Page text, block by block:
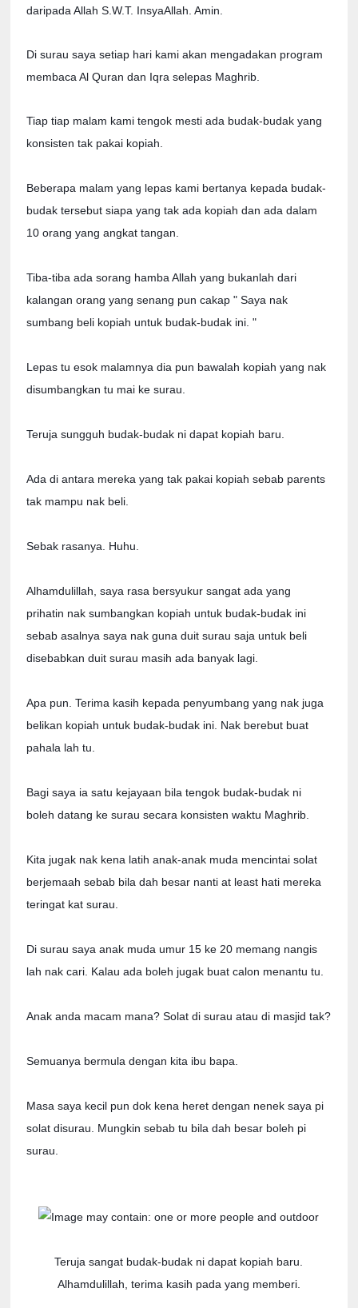
daripada Allah S.W.T. InsyaAllah. Amin.
Di surau saya setiap hari kami akan mengadakan program
membaca Al Quran dan Iqra selepas Maghrib.
Tiap tiap malam kami tengok mesti ada budak-budak yang
konsisten tak pakai kopiah.
Beberapa malam yang lepas kami bertanya kepada budak-
budak tersebut siapa yang tak ada kopiah dan ada dalam
10 orang yang angkat tangan.
Tiba-tiba ada sorang hamba Allah yang bukanlah dari
kalangan orang yang senang pun cakap " Saya nak
sumbang beli kopiah untuk budak-budak ini. "
Lepas tu esok malamnya dia pun bawalah kopiah yang nak
disumbangkan tu mai ke surau.
Teruja sungguh budak-budak ni dapat kopiah baru.
Ada di antara mereka yang tak pakai kopiah sebab parents
tak mampu nak beli.
Sebak rasanya. Huhu.
Alhamdulillah, saya rasa bersyukur sangat ada yang
prihatin nak sumbangkan kopiah untuk budak-budak ini
sebab asalnya saya nak guna duit surau saja untuk beli
disebabkan duit surau masih ada banyak lagi.
Apa pun. Terima kasih kepada penyumbang yang nak juga
belikan kopiah untuk budak-budak ini. Nak berebut buat
pahala lah tu.
Bagi saya ia satu kejayaan bila tengok budak-budak ni
boleh datang ke surau secara konsisten waktu Maghrib.
Kita jugak nak kena latih anak-anak muda mencintai solat
berjemaah sebab bila dah besar nanti at least hati mereka
teringat kat surau.
Di surau saya anak muda umur 15 ke 20 memang nangis
lah nak cari. Kalau ada boleh jugak buat calon menantu tu.
Anak anda macam mana? Solat di surau atau di masjid tak?
Semuanya bermula dengan kita ibu bapa.
Masa saya kecil pun dok kena heret dengan nenek saya pi
solat disurau. Mungkin sebab tu bila dah besar boleh pi
surau.
Teruja sangat budak-budak ni dapat kopiah baru.
Alhamdulillah, terima kasih pada yang memberi.